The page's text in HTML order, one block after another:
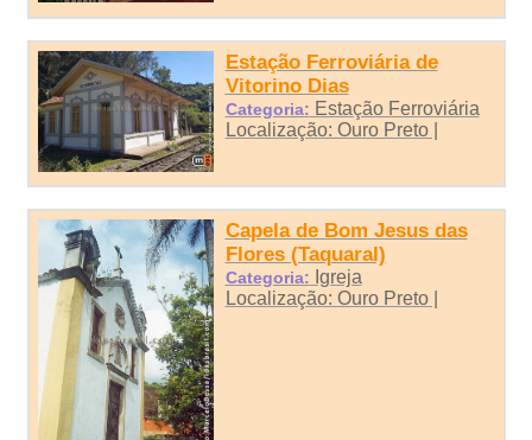
Estação Ferroviária de
Vitorino Dias
Categoria: Estação Ferroviária
Localização: Ouro Preto |
Capela de Bom Jesus das
Flores (Taquaral)
Categoria: Igreja
Localização: Ouro Preto |